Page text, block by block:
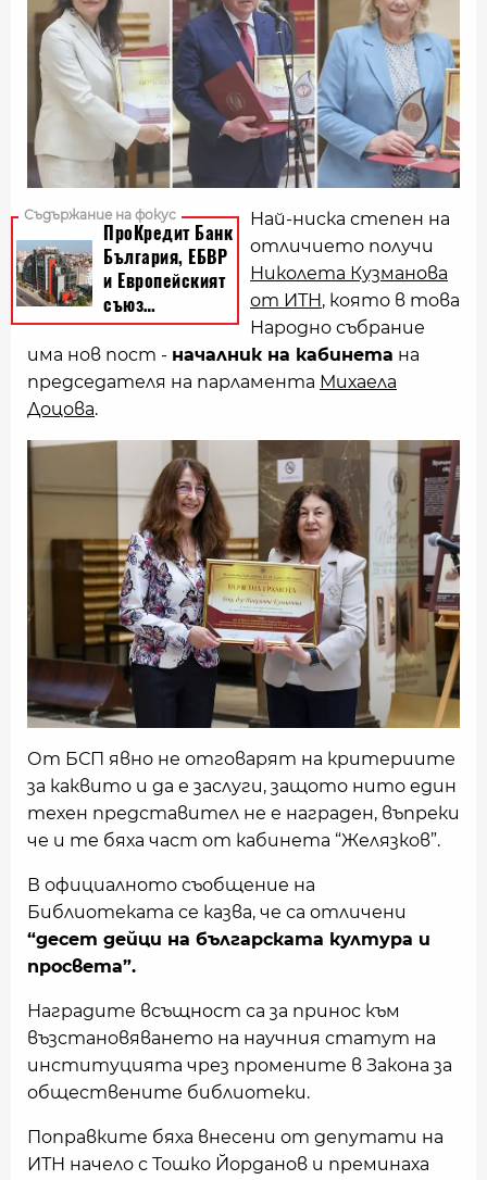
Най-ниска степен на
отличието получи
Николета Кузманова
от ИТН, която в това
Народно събрание
има нов пост - началник на кабинета на
председателя на парламента Михаела
Доцова.
От БСП явно не отговарят на критериите
за каквито и да е заслуги, защото нито един
техен представител не е награден, въпреки
че и те бяха част от кабинета “Желязков”.
В официалното съобщение на
Библиотеката се казва, че са отличени
“десет дейци на българската култура и
просвета”.
Наградите всъщност са за принос към
възстановяването на научния статут на
институцията чрез промените в Закона за
обществените библиотеки.
Поправките бяха внесени от депутати на
ИТН начело с Тошко Йорданов и преминаха